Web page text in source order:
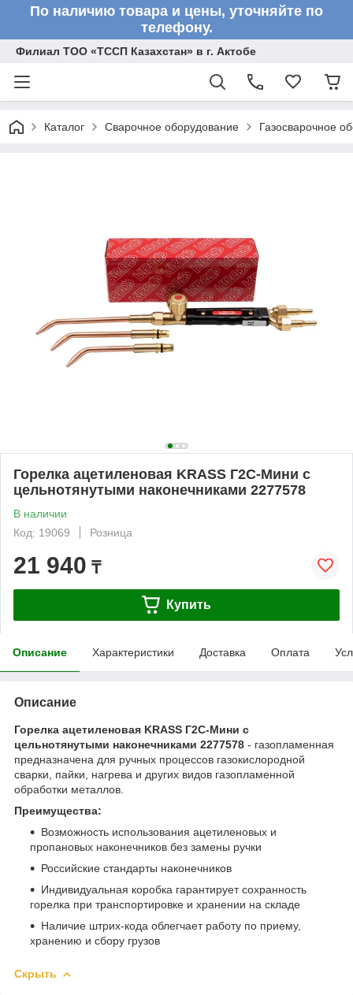
По наличию товара и цены, уточняйте по
телефону.
Филиал ТОО «ТССП Казахстан» в г. Актобе
Каталог Сварочное оборудование Газосварочное
Горелка ацетиленовая KRASS Г2С-Мини с
цельнотянутыми наконечниками 2277578
В наличии
Код: 19069
Розница
21 940 ₸
Купить
Описание Характеристики Доставка Оплата
Описание
Горелка ацетиленовая KRASS Г2С-Мини с
цельнотянутыми наконечниками 2277578 - газопламенная
предназначена для ручных процессов газокислородной
сварки, пайки, нагрева и других видов газопламенной
обработки металлов.
Преимущества:
Возможность использования ацетиленовых и
пропановых наконечников без замены ручки
Российские стандарты наконечников
Индивидуальная коробка гарантирует сохранность
горелка при транспортировке и хранении на складе
Наличие штрих-кода облегчает работу по приему,
хранению и сбору грузов
Скрыть